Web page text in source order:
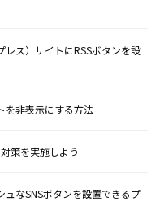
レス）サイトにRSSボタンを設
を非表示にする方法
策を実施しよう
なSNSボタンを設置できるプ